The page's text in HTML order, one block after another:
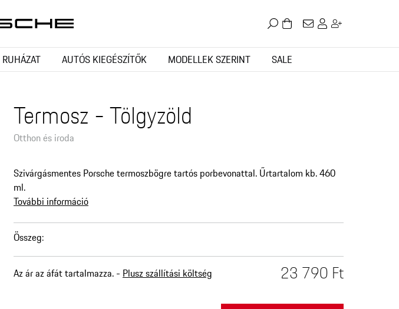
RUHÁZAT AUTÓS KIEGÉSZÍTŐK MODELLEK SZERINT SALE
Termosz - Tölgyzöld
Otthon és iroda
Szivárgásmentes Porsche termoszbögre tartós porbevonattal. Űrtartalom kb. 460
ml.
További információ
Összeg:
Az ár az áfát tartalmazza. - Plusz szállítási költség 23 790 Ft